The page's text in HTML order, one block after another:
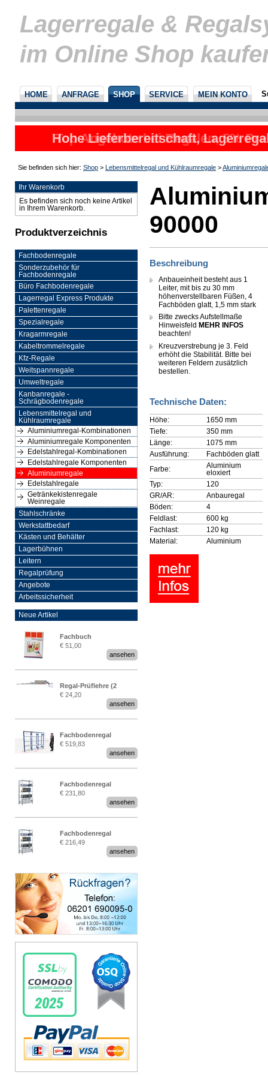
Lagerregale &
im Online Shop
HOME ANFRAGE SHOP SERVICE MEIN KONTO
Top Angebote bei Regalen, 5%
Hohe Lieferbereitschaft,
nicht
Sie befinden sich hier: Shop > Lebensmittelregal und Kühlraumregale >
Ihr Warenkorb
Es befinden sich noch keine Artikel
in Ihrem Warenkorb.
Produktverzeichnis
Fachbodenregale
Sonderzubehör für
Fachbodenregale
Büro Fachbodenregale
Lagerregal Express Produkte
Palettenregale
Spezialregale
Kragarmregale
Kabeltrommelregale
Kfz-Regale
Weitspannregale
Umweltregale
Kanbanregale -
Schrägbodenregale
Lebensmittelregal und
Kühlraumregale
Aluminiumregal-Kombinationen
Aluminiumregale Komponenten
Edelstahlregal-Kombinationen
Edelstahlregale Komponenten
Aluminiumregale
Edelstahlregale
Getränkekistenregale
Weinregale
Stahlschränke
Werkstattbedarf
Kästen und Behälter
Lagerbühnen
Leitern
Regalprüfung
Angebote
Arbeitssicherheit
Neue Artikel
Fachbuch
„Regalprüfung nach DIN
€ 51,00
ansehen
Regal-Prüflehre (2
Stück)
€ 24,20
ansehen
Fachbodenregal
Stecksystem MultiPlus
2,25 Meter breit
€ 519,83
ansehen
Fachbodenregal
Stecksystem MultiPlus
€ 231,80
ansehen
Fachbodenregal
Stecksystem MultiPlus
€ 216,49
ansehen
90000
Beschreibung
Anbaueinheit besteht aus 1
Leiter, mit bis zu 30 mm
höhenverstellbaren Füßen, 4
Fachböden glatt, 1,5 mm stark
Bitte zwecks Aufstellmaße
Hinweisfeld MEHR INFOS
beachten!
Kreuzverstrebung je 3. Feld
erhöht die Stabilität. Bitte bei
weiteren Feldern zusätzlich
bestellen.
Technische Daten:
Höhe:
1650 mm
Tiefe:
350 mm
Länge:
1075 mm
Ausführung:
Fachböden glatt
Farbe:
Aluminium
eloxiert
Typ:
120
GR/AR:
Anbauregal
Böden:
4
Feldlast:
600 kg
Fachlast:
120 kg
Material:
Aluminium